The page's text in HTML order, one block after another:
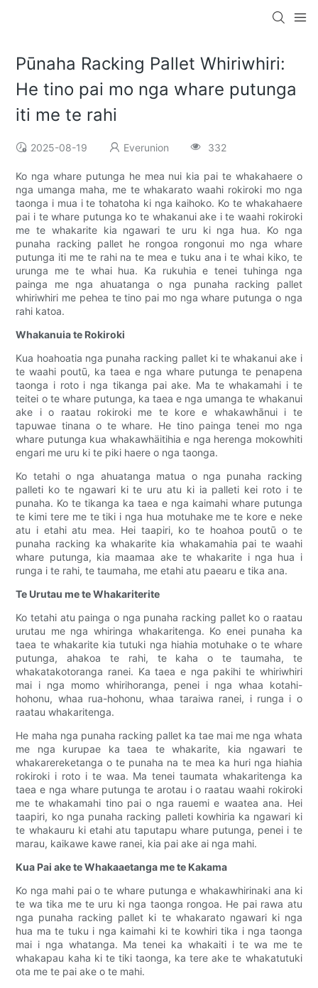
Pūnaha Racking Pallet Whiriwhiri:
He tino pai mo nga whare putunga
iti me te rahi
2025-08-19 Everunion 332
Ko nga whare putunga he mea nui kia pai te whakahaere o
nga umanga maha, me te whakarato waahi rokiroki mo nga
taonga i mua i te tohatoha ki nga kaihoko. Ko te whakahaere
pai i te whare putunga ko te whakanui ake i te waahi rokiroki
me te whakarite kia ngawari te uru ki nga hua. Ko nga
punaha racking pallet he rongoa rongonui mo nga whare
putunga iti me te rahi na te mea e tuku ana i te whai kiko, te
urunga me te whai hua. Ka rukuhia e tenei tuhinga nga
painga me nga ahuatanga o nga punaha racking pallet
whiriwhiri me pehea te tino pai mo nga whare putunga o nga
rahi katoa.
Whakanuia te Rokiroki
Kua hoahoatia nga punaha racking pallet ki te whakanui ake i
te waahi poutū, ka taea e nga whare putunga te penapena
taonga i roto i nga tikanga pai ake. Ma te whakamahi i te
teitei o te whare putunga, ka taea e nga umanga te whakanui
ake i o raatau rokiroki me te kore e whakawhānui i te
tapuwae tinana o te whare. He tino painga tenei mo nga
whare putunga kua whakawhäitihia e nga herenga mokowhiti
engari me uru ki te piki haere o nga taonga.
Ko tetahi o nga ahuatanga matua o nga punaha racking
palleti ko te ngawari ki te uru atu ki ia palleti kei roto i te
punaha. Ko te tikanga ka taea e nga kaimahi whare putunga
te kimi tere me te tiki i nga hua motuhake me te kore e neke
atu i etahi atu mea. Hei taapiri, ko te hoahoa poutū o te
punaha racking ka whakarite kia whakamahia pai te waahi
whare putunga, kia maamaa ake te whakarite i nga hua i
runga i te rahi, te taumaha, me etahi atu paearu e tika ana.
Te Urutau me te Whakariterite
Ko tetahi atu painga o nga punaha racking pallet ko o raatau
urutau me nga whiringa whakaritenga. Ko enei punaha ka
taea te whakarite kia tutuki nga hiahia motuhake o te whare
putunga, ahakoa te rahi, te kaha o te taumaha, te
whakatakotoranga ranei. Ka taea e nga pakihi te whiriwhiri
mai i nga momo whirihoranga, penei i nga whaa kotahi-
hohonu, whaa rua-hohonu, whaa taraiwa ranei, i runga i o
raatau whakaritenga.
He maha nga punaha racking pallet ka tae mai me nga whata
me nga kurupae ka taea te whakarite, kia ngawari te
whakarereketanga o te punaha na te mea ka huri nga hiahia
rokiroki i roto i te waa. Ma tenei taumata whakaritenga ka
taea e nga whare putunga te arotau i o raatau waahi rokiroki
me te whakamahi tino pai o nga rauemi e waatea ana. Hei
taapiri, ko nga punaha racking palleti kowhiria ka ngawari ki
te whakauru ki etahi atu taputapu whare putunga, penei i te
marau, kaikawe kawe ranei, kia pai ake ai nga mahi.
Kua Pai ake te Whakaaetanga me te Kakama
Ko nga mahi pai o te whare putunga e whakawhirinaki ana ki
te wa tika me te uru ki nga taonga rongoa. He pai rawa atu
nga punaha racking pallet ki te whakarato ngawari ki nga
hua ma te tuku i nga kaimahi ki te kowhiri tika i nga taonga
mai i nga whatanga. Ma tenei ka whakaiti i te wa me te
whakapau kaha ki te tiki taonga, ka tere ake te whakatutuki
ota me te pai ake o te mahi.